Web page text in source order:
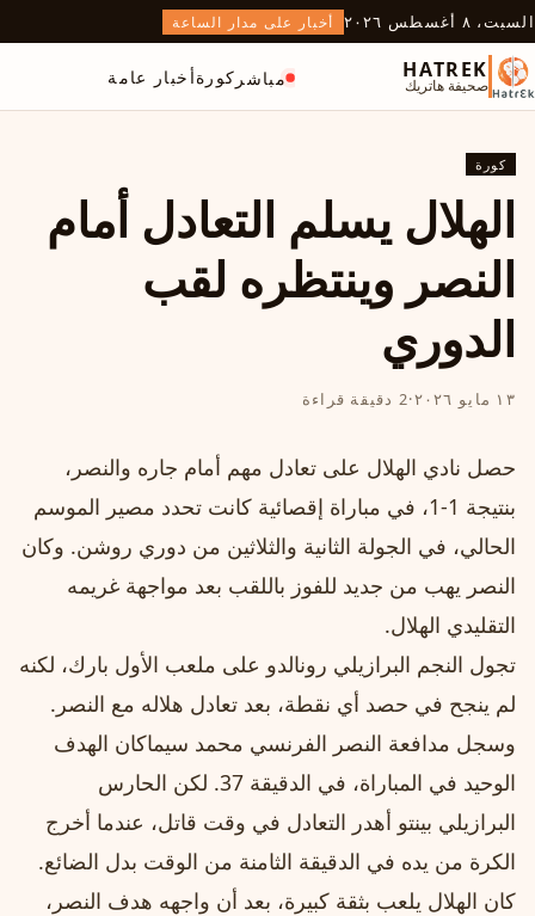
السبت، ٨ أغسطس ٢٠٢٦ أخبار على مدار الساعة
HATREK
صحيفة هاتريك مباشر كورةأخبار عامة
كورة
الهلال يسلم التعادل أمام
النصر وينتظره لقب
الدوري
١٣ مايو ٢٠٢٦ ·2 دقيقة قراءة
حصل نادي الهلال على تعادل مهم أمام جاره والنصر،
بنتيجة 1-1، في مباراة إقصائية كانت تحدد مصير الموسم
الحالي، في الجولة الثانية والثلاثين من دوري روشن. وكان
النصر يهب من جديد للفوز باللقب بعد مواجهة غريمه
التقليدي الهلال.
تجول النجم البرازيلي رونالدو على ملعب الأول بارك، لكنه
لم ينجح في حصد أي نقطة، بعد تعادل هلاله مع النصر.
وسجل مدافعة النصر الفرنسي محمد سيماكان الهدف
الوحيد في المباراة، في الدقيقة 37. لكن الحارس
البرازيلي بينتو أهدر التعادل في وقت قاتل، عندما أخرج
الكرة من يده في الدقيقة الثامنة من الوقت بدل الضائع.
كان الهلال يلعب بثقة كبيرة، بعد أن واجهه هدف النصر،